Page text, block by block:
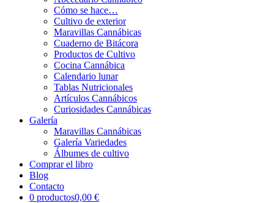
Cómo se hace…
Cultivo de exterior
Maravillas Cannábicas
Cuaderno de Bitácora
Productos de Cultivo
Cocina Cannábica
Calendario lunar
Tablas Nutricionales
Artículos Cannábicos
Curiosidades Cannábicas
Galería
Maravillas Cannábicas
Galería Variedades
Álbumes de cultivo
Comprar el libro
Blog
Contacto
0 productos0,00 €